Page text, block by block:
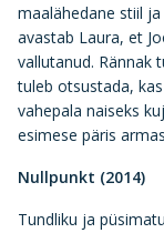
maalähedane stiil
avastab Laura, et
vallutanud. Rännak
tuleb otsustada,
vahepala naiseks
esimese päris
Nullpunkt (2014)
Tundliku ja